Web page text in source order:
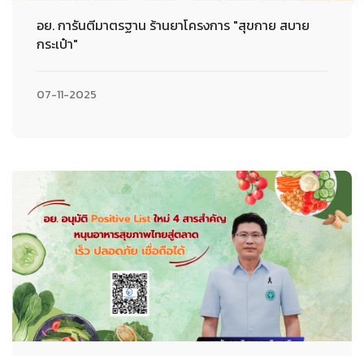
อย. การันตีมาตรฐาน ร้านยาโครงการ "สุขกาย สบาย
กระเป๋า"
07-11-2025